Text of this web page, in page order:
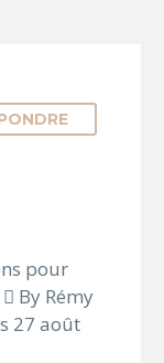
et
pour
By Rémy
27 août